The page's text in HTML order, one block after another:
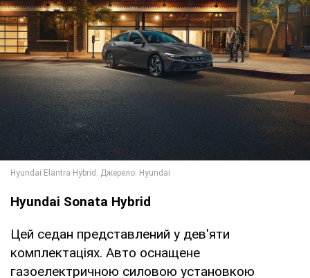
Hyundai Sonata Hybrid
Цей седан представлений у дев'яти
комплектаціях. Авто оснащене
газоелектричною силовою установкою